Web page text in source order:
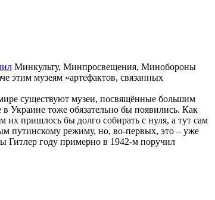
Минкульту, Минпросвещения, Минобороны
этим музеям «артефактов, связанных
существуют музеи, посвящённые большим
Украине тоже обязательно бы появились. Как
пришлось бы долго собирать с нуля, а тут сам
путинскому режиму, но, во-первых, это – уже
Гитлер году примерно в 1942-м поручил